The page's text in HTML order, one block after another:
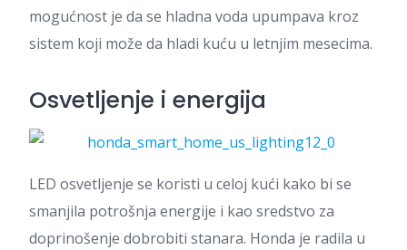
mogućnost je da se hladna voda upumpava kroz
sistem koji može da hladi kuću u letnjim mesecima.
Osvetljenje i energija
LED osvetljenje se koristi u celoj kući kako bi se
smanjila potrošnja energije i kao sredstvo za
doprinošenje dobrobiti stanara. Honda je radila u